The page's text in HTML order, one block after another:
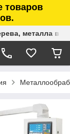
товаров
металла в